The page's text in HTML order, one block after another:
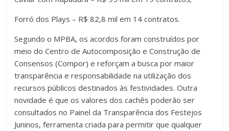
Forró dos Plays – R$ 82,8 mil em 14 contratos.
Segundo o MPBA, os acordos foram construídos por
meio do Centro de Autocomposição e Construção de
Consensos (Compor) e reforçam a busca por maior
transparência e responsabilidade na utilização dos
recursos públicos destinados às festividades. Outra
novidade é que os valores dos cachês poderão ser
consultados no Painel da Transparência dos Festejos
Juninos, ferramenta criada para permitir que qualquer